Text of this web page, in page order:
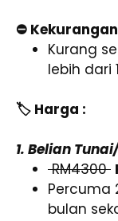
⛔
Kurang
lebih dari
🏷️ Harga :
1. Belian
RM4300
Percuma
bulan